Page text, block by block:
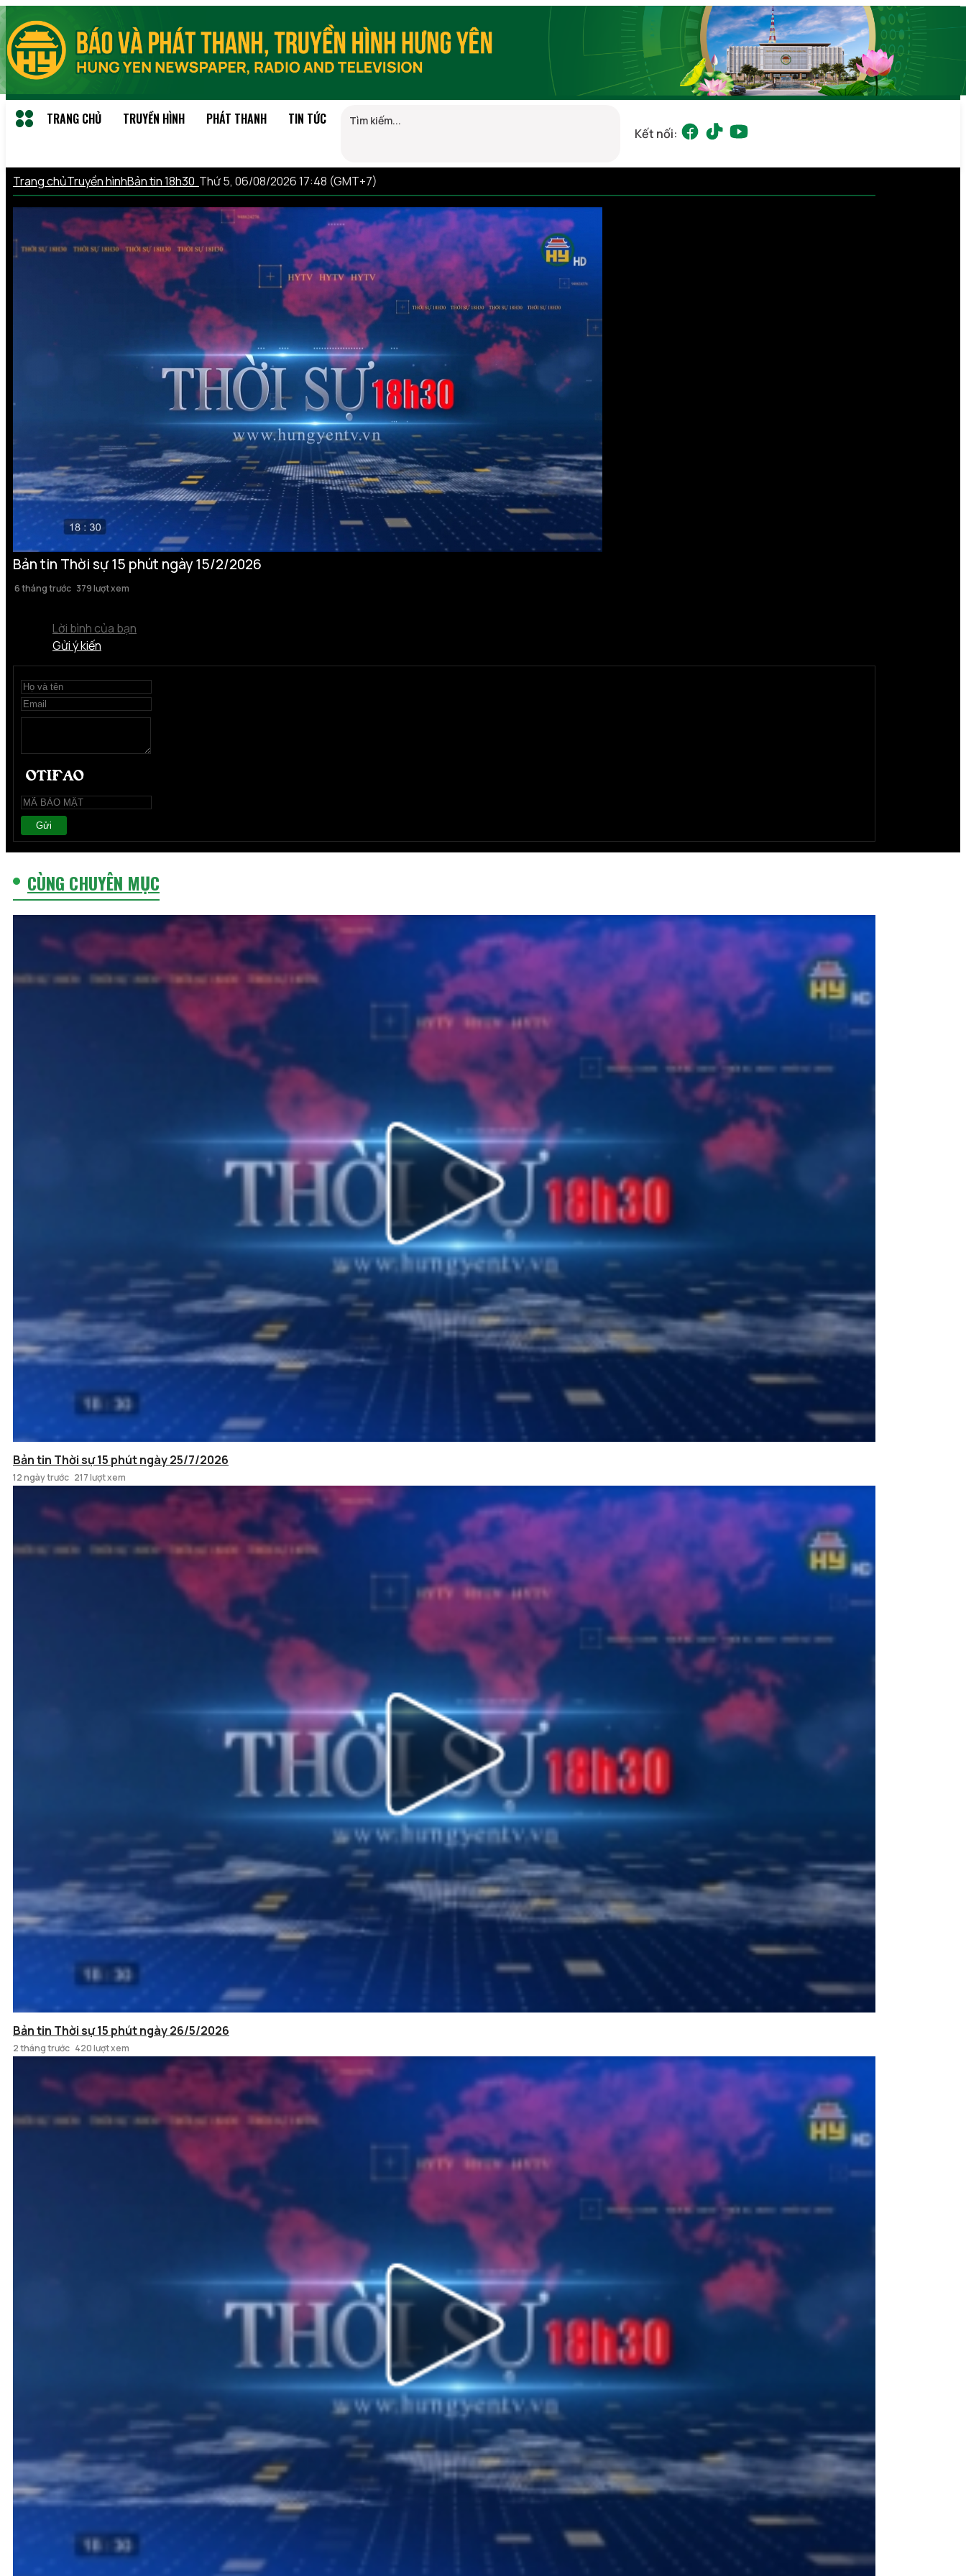
TRANG CHỦ TRUYỀN HÌNH PHÁT THANH TIN TỨC
Kết nối:
Trang chủTruyền hìnhBản tin 18h30 Thứ 5, 06/08/2026 17:48 (GMT+7)
Bản tin Thời sự 15 phút ngày 15/2/2026
6 tháng trước 379 lượt xem
Lời bình của bạn
Gửi ý kiến
Gửi
CÙNG CHUYÊN MỤC
Bản tin Thời sự 15 phút ngày 25/7/2026
12 ngày trước 217 lượt xem
Bản tin Thời sự 15 phút ngày 26/5/2026
2 tháng trước 420 lượt xem